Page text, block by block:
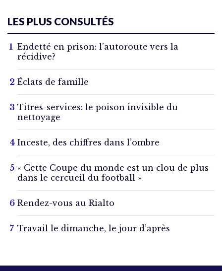
LES PLUS CONSULTÉS
Endetté en prison: l’autoroute vers la
récidive?
Éclats de famille
Titres-services: le poison invisible du
nettoyage
Inceste, des chiffres dans l’ombre
« Cette Coupe du monde est un clou de plus
dans le cercueil du football »
Rendez-vous au Rialto
Travail le dimanche, le jour d’après